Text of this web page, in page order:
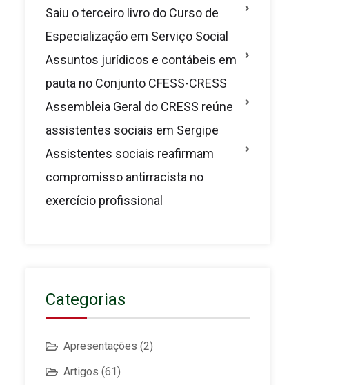
Saiu o terceiro livro do Curso de
Especialização em Serviço Social
Assuntos jurídicos e contábeis em
pauta no Conjunto CFESS-CRESS
Assembleia Geral do CRESS reúne
assistentes sociais em Sergipe
Assistentes sociais reafirmam
compromisso antirracista no
exercício profissional
Categorias
Apresentações (2)
Artigos (61)